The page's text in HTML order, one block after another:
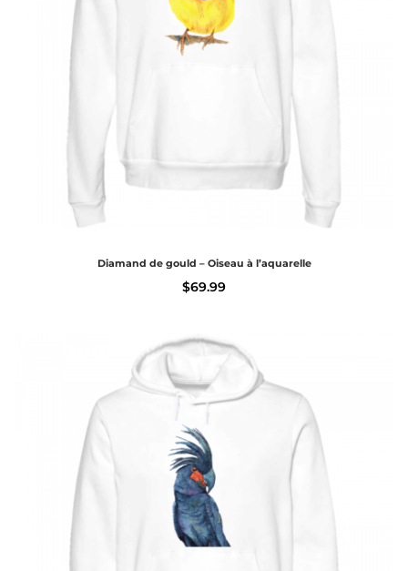
Diamand de gould – Oiseau à l’aquarelle
$69.99